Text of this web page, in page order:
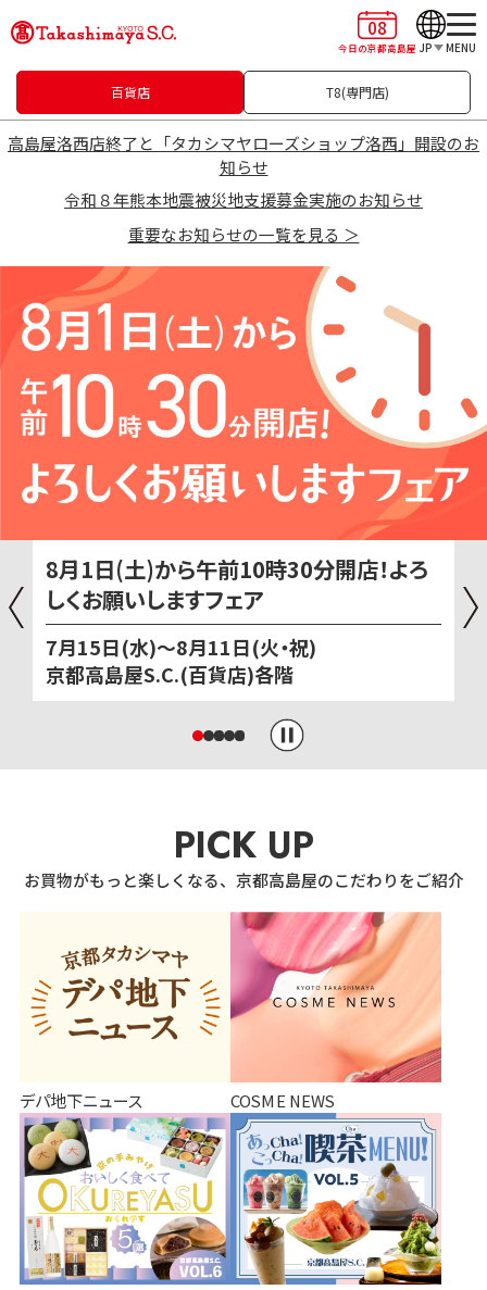
08
今日の京都高島屋 JP MENU
百貨店 T8(専門店)
高島屋洛西店終了と「タカシマヤローズショップ洛西」開設のお
知らせ
令和８年熊本地震被災地支援募金実施のお知らせ
重要なお知らせの一覧を見る ＞
8月1日(土)から午前10時30分開店！よろ
しくお願いしますフェア
7月15日(水)～8月11日(火・祝)
京都高島屋S.C.(百貨店)各階
PICK UP
お買物がもっと楽しくなる、京都高島屋のこだわりをご紹介
デパ地下ニュース COSME NEWS